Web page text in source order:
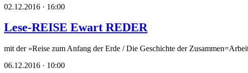
02.12.2016 · 16:00
Lese-REISE Ewart REDER
mit der »Reise zum Anfang der Erde / Die Geschichte der
06.12.2016 · 10:00